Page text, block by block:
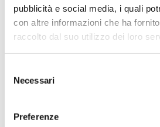
pubblicità e social media, i quali
con altre informazioni che ha
raccolto dal suo utilizzo dei loro
delNecessari
PreferenzeCiao siamo Elisa e